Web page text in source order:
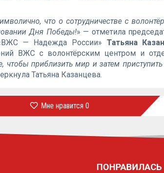
что о сотрудничестве с
Дня Победы!» — отметила
— Надежда России» Татьяна
ВЖС с волонтёрским центром и
чтобы приблизить мир и затем приступить
Татьяна Казанцева.
Мне нравится0
ПОНРАВИЛАСЬ